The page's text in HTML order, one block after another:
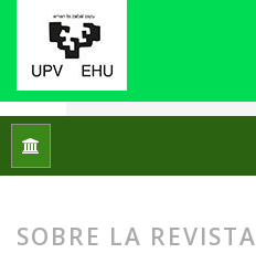
Inicio
SOBRE LA REVISTA